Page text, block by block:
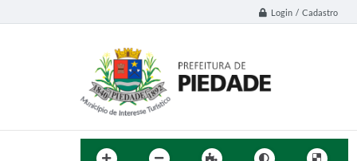
Login / Cadastro